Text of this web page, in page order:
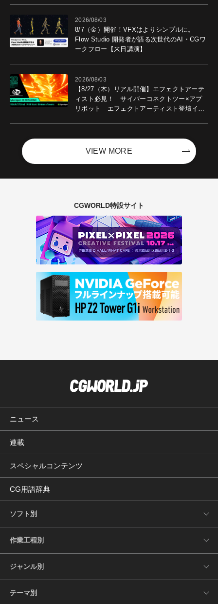
2026/08/03
8/7（金）開催！VFXはよりシンプルに。
Flow Studio 開発者が語る次世代のAI・CGワ
ークフロー【来日講演】
2026/08/03
【8/27（木）リアル開催】エフェクトアーテ
ィスト必見！ サイバーコネクトツー×アプ
リボット エフェクトアーティスト登壇イベ
VIEW MORE
CGWORLD特設サイト
ニュース
連載
スペシャルコンテンツ
CG用語辞典
ソフト別
作業工程別
ジャンル別
テーマ別